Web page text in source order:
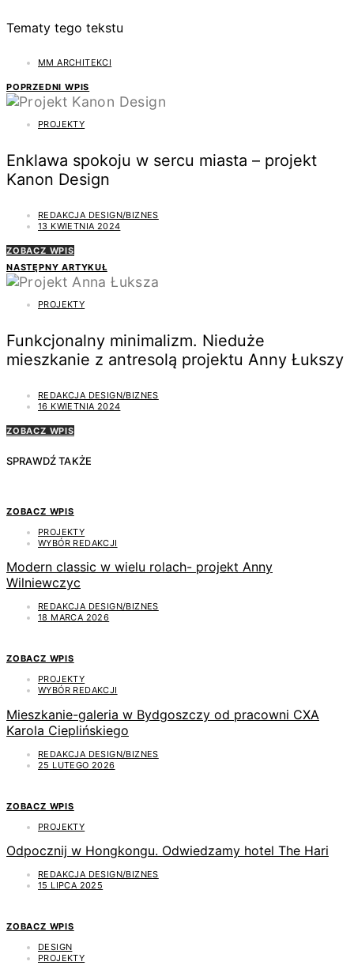
Tematy tego tekstu
MM ARCHITEKCI
POPRZEDNI WPIS
PROJEKTY
Enklawa spokoju w sercu miasta – projekt
Kanon Design
REDAKCJA DESIGN/BIZNES
13 KWIETNIA 2024
ZOBACZ WPIS
NASTĘPNY ARTYKUŁ
PROJEKTY
Funkcjonalny minimalizm. Nieduże
mieszkanie z antresolą projektu Anny Łukszy
REDAKCJA DESIGN/BIZNES
16 KWIETNIA 2024
ZOBACZ WPIS
SPRAWDŹ TAKŻE
ZOBACZ WPIS
PROJEKTY
WYBÓR REDAKCJI
Modern classic w wielu rolach- projekt Anny
Wilniewczyc
REDAKCJA DESIGN/BIZNES
18 MARCA 2026
ZOBACZ WPIS
PROJEKTY
WYBÓR REDAKCJI
Mieszkanie-galeria w Bydgoszczy od pracowni CXA
Karola Cieplińskiego
REDAKCJA DESIGN/BIZNES
25 LUTEGO 2026
ZOBACZ WPIS
PROJEKTY
Odpocznij w Hongkongu. Odwiedzamy hotel The Hari
REDAKCJA DESIGN/BIZNES
15 LIPCA 2025
ZOBACZ WPIS
DESIGN
PROJEKTY